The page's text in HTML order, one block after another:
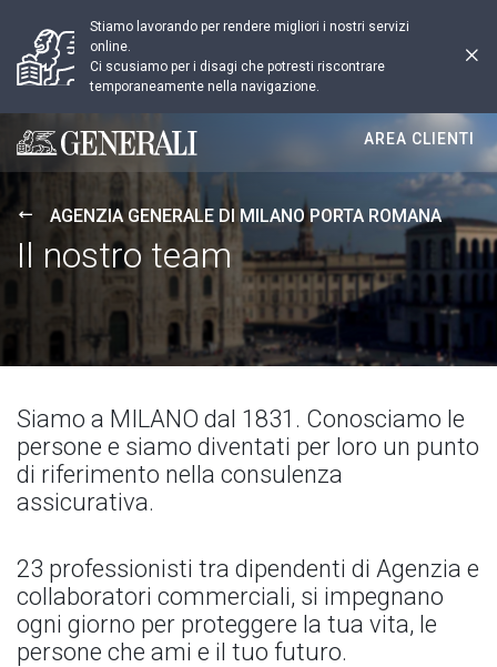
Stiamo lavorando per rendere migliori i nostri servizi
online.
Ci scusiamo per i disagi che potresti riscontrare
temporaneamente nella navigazione.
Generali logo
AREA CLIENTI
AGENZIA GENERALE DI MILANO PORTA ROMANA
Il nostro team
Siamo a MILANO dal 1831. Conosciamo le
persone e siamo diventati per loro un punto
di riferimento nella consulenza
assicurativa.
23 professionisti tra dipendenti di Agenzia e
collaboratori commerciali, si impegnano
ogni giorno per proteggere la tua vita, le
persone che ami e il tuo futuro.